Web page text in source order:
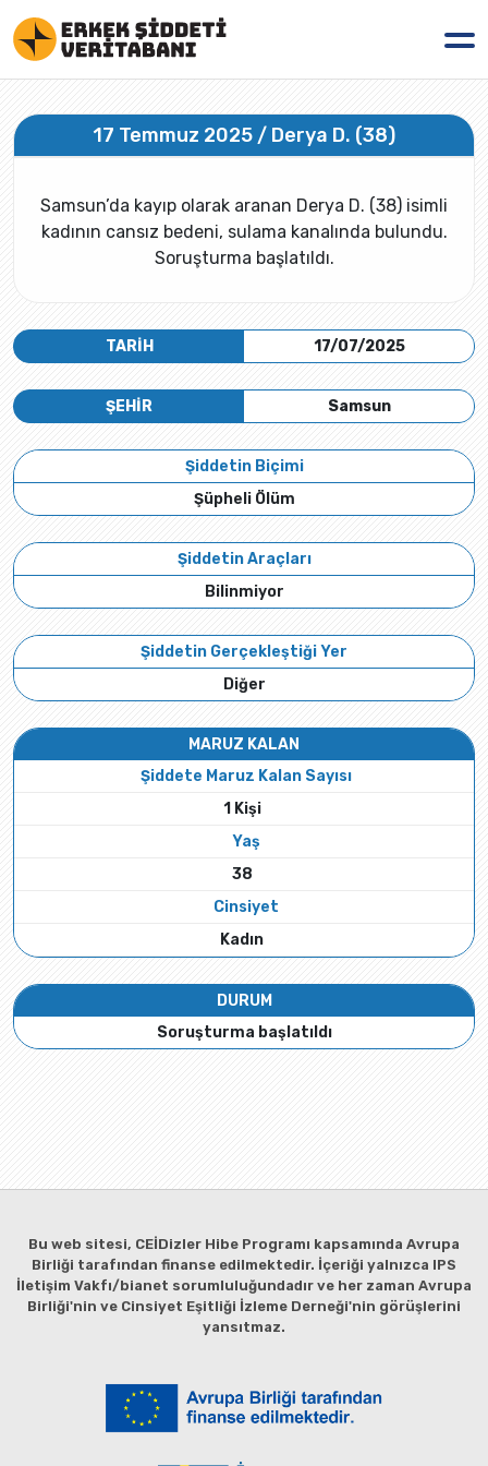
17 Temmuz 2025 / Derya D. (38)
Samsun’da kayıp olarak aranan Derya D. (38) isimli
kadının cansız bedeni, sulama kanalında bulundu.
Soruşturma başlatıldı.
TARİH 17/07/2025
Samsun
ŞEHİR
Şiddetin Biçimi
Şüpheli Ölüm
Şiddetin Araçları
Bilinmiyor
Şiddetin Gerçekleştiği Yer
Diğer
MARUZ KALAN
Şiddete Maruz Kalan Sayısı
1 Kişi
Yaş
38
Cinsiyet
Kadın
DURUM
Soruşturma başlatıldı
Bu web sitesi, CEİDizler Hibe Programı kapsamında Avrupa
Birliği tarafından finanse edilmektedir. İçeriği yalnızca IPS
İletişim Vakfı/bianet sorumluluğundadır ve her zaman Avrupa
Birliği'nin ve Cinsiyet Eşitliği İzleme Derneği'nin görüşlerini
yansıtmaz.